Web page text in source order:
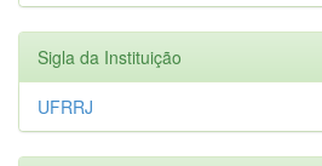
Sigla da Instituição
UFRRJ